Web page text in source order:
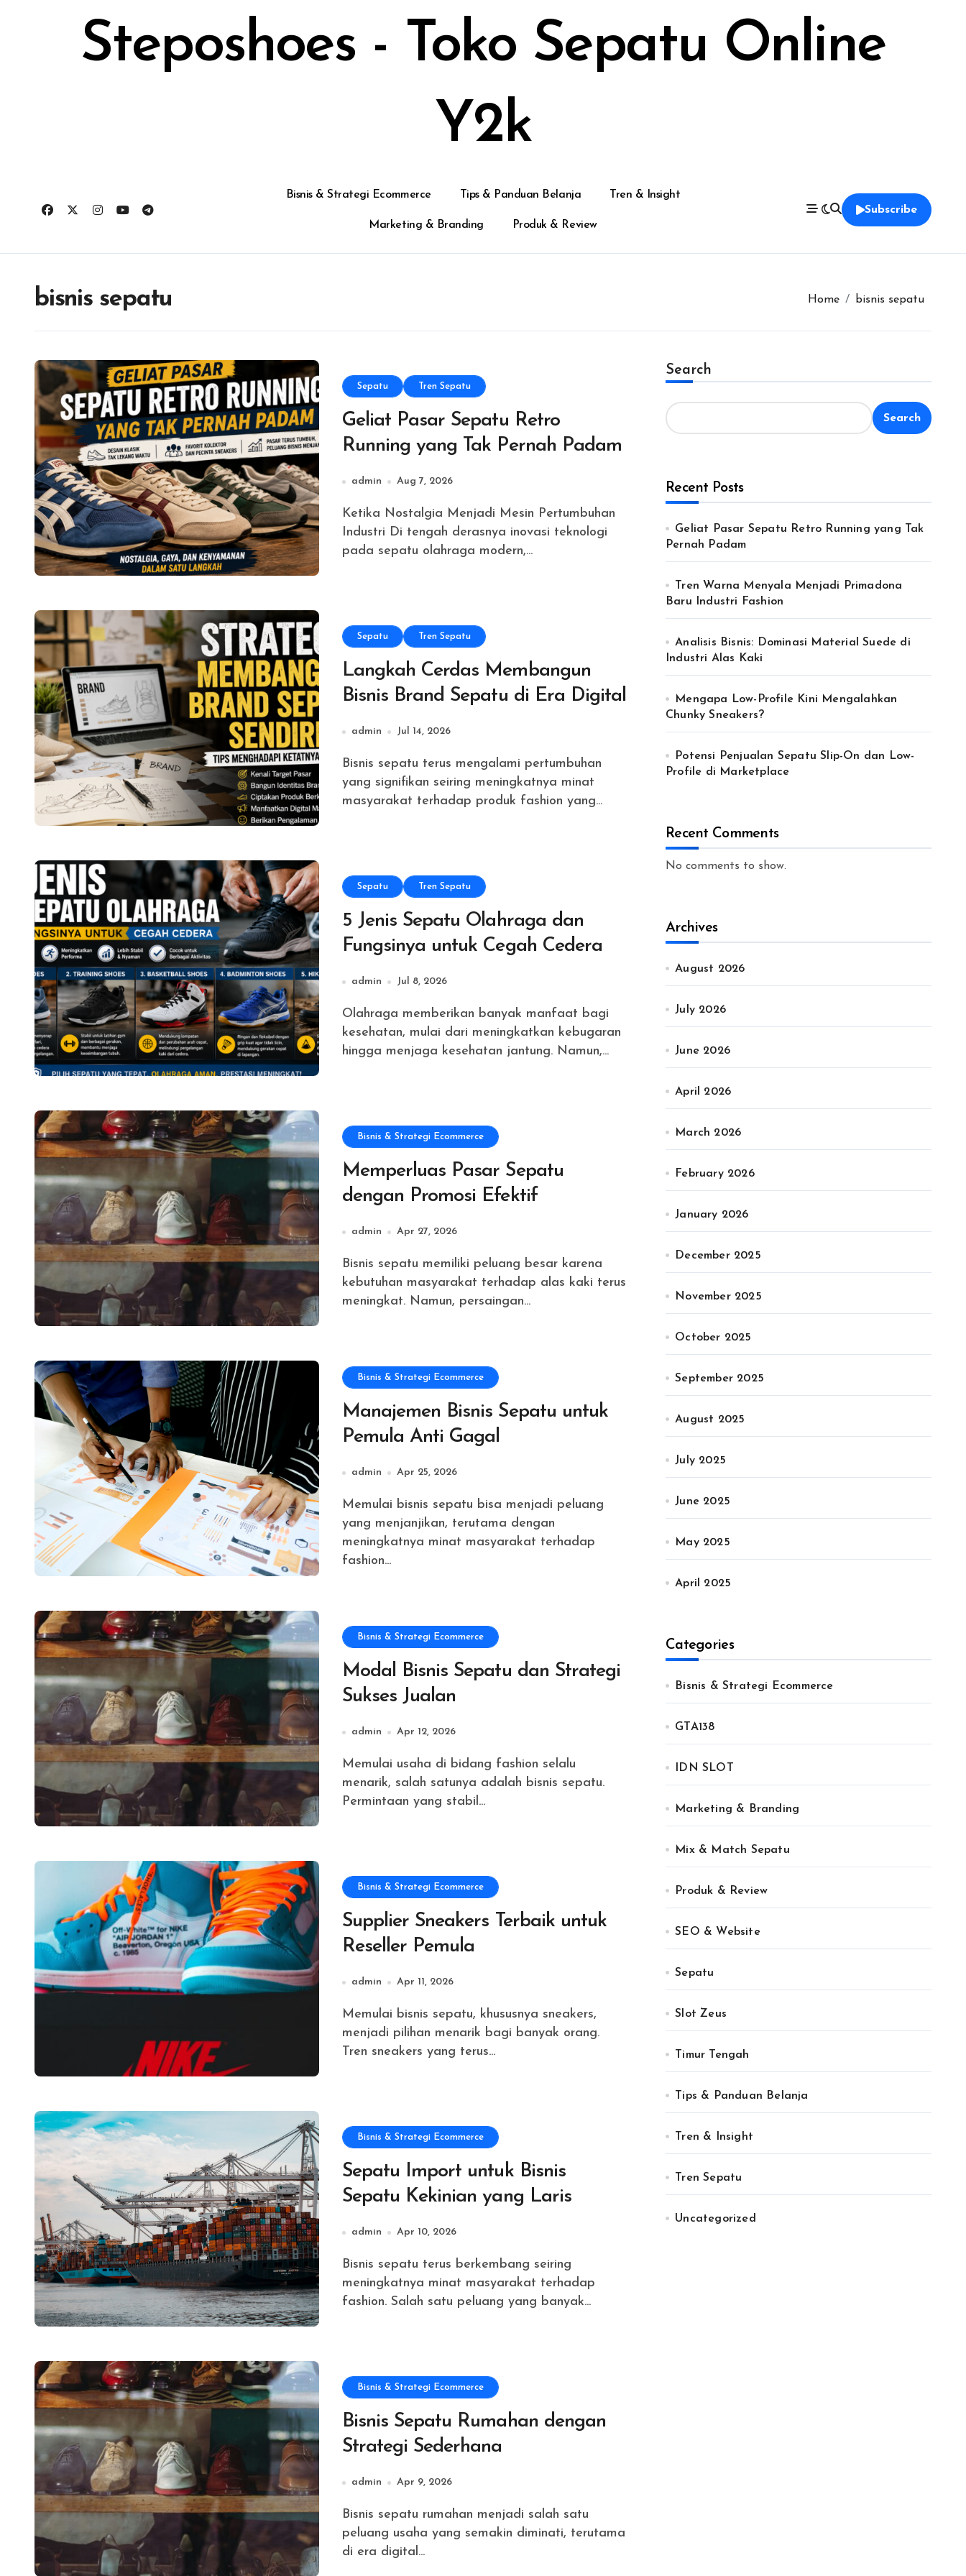
Steposhoes - Toko Sepatu Online
Y2k
Bisnis & Strategi Ecommerce Tips & Panduan Belanja Tren & Insight
Marketing & Branding Produk & Review
Subscribe
bisnis sepatu Home bisnis sepatu
Sepatu Tren Sepatu
Geliat Pasar Sepatu Retro
Running yang Tak Pernah Padam
admin Aug 7, 2026
Ketika Nostalgia Menjadi Mesin Pertumbuhan
Industri Di tengah derasnya inovasi teknologi
pada sepatu olahraga modern,...
Sepatu Tren Sepatu
Langkah Cerdas Membangun
Bisnis Brand Sepatu di Era Digital
admin Jul 14, 2026
Bisnis sepatu terus mengalami pertumbuhan
yang signifikan seiring meningkatnya minat
masyarakat terhadap produk fashion yang...
Sepatu Tren Sepatu
5 Jenis Sepatu Olahraga dan
Fungsinya untuk Cegah Cedera
admin Jul 8, 2026
Olahraga memberikan banyak manfaat bagi
kesehatan, mulai dari meningkatkan kebugaran
hingga menjaga kesehatan jantung. Namun,...
Bisnis & Strategi Ecommerce
Memperluas Pasar Sepatu
dengan Promosi Efektif
admin Apr 27, 2026
Bisnis sepatu memiliki peluang besar karena
kebutuhan masyarakat terhadap alas kaki terus
meningkat. Namun, persaingan...
Bisnis & Strategi Ecommerce
Manajemen Bisnis Sepatu untuk
Pemula Anti Gagal
admin Apr 25, 2026
Memulai bisnis sepatu bisa menjadi peluang
yang menjanjikan, terutama dengan
meningkatnya minat masyarakat terhadap
fashion...
Bisnis & Strategi Ecommerce
Modal Bisnis Sepatu dan Strategi
Sukses Jualan
admin Apr 12, 2026
Memulai usaha di bidang fashion selalu
menarik, salah satunya adalah bisnis sepatu.
Permintaan yang stabil...
Bisnis & Strategi Ecommerce
Supplier Sneakers Terbaik untuk
Reseller Pemula
admin Apr 11, 2026
Memulai bisnis sepatu, khususnya sneakers,
menjadi pilihan menarik bagi banyak orang.
Tren sneakers yang terus...
Bisnis & Strategi Ecommerce
Sepatu Import untuk Bisnis
Sepatu Kekinian yang Laris
admin Apr 10, 2026
Bisnis sepatu terus berkembang seiring
meningkatnya minat masyarakat terhadap
fashion. Salah satu peluang yang banyak...
Bisnis & Strategi Ecommerce
Bisnis Sepatu Rumahan dengan
Strategi Sederhana
admin Apr 9, 2026
Bisnis sepatu rumahan menjadi salah satu
peluang usaha yang semakin diminati, terutama
di era digital...
Search
Search
Recent Posts
Geliat Pasar Sepatu Retro Running yang Tak
Pernah Padam
Tren Warna Menyala Menjadi Primadona
Baru Industri Fashion
Analisis Bisnis: Dominasi Material Suede di
Industri Alas Kaki
Mengapa Low-Profile Kini Mengalahkan
Chunky Sneakers?
Potensi Penjualan Sepatu Slip-On dan Low-
Profile di Marketplace
Recent Comments
No comments to show.
Archives
August 2026
July 2026
June 2026
April 2026
March 2026
February 2026
January 2026
December 2025
November 2025
October 2025
September 2025
August 2025
July 2025
June 2025
May 2025
April 2025
Categories
Bisnis & Strategi Ecommerce
GTA138
IDN SLOT
Marketing & Branding
Mix & Match Sepatu
Produk & Review
SEO & Website
Sepatu
Slot Zeus
Timur Tengah
Tips & Panduan Belanja
Tren & Insight
Tren Sepatu
Uncategorized